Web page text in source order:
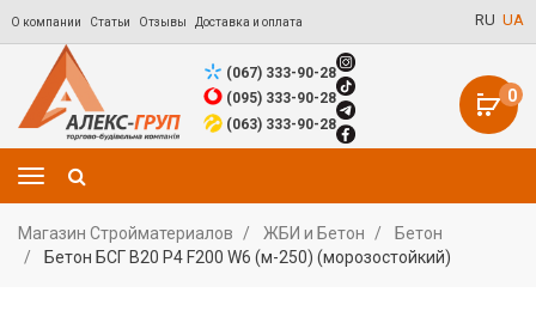
О компании Статьи Отзывы Доставка и оплата RU UA
0
(067) 333-90-28
(095) 333-90-28
(063) 333-90-28
Магазин Стройматериалов ЖБИ и Бетон
Бетон
Бетон БСГ В20 Р4 F200 W6 (м-250) (морозостойкий)